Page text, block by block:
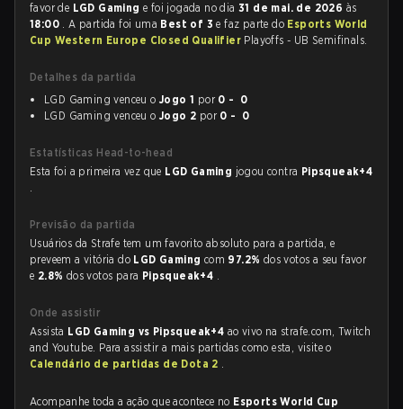
favor de LGD Gaminge foi jogada no dia31 de mai. de 2026 às
18:00 . A partida foi uma Best of 3e faz parte do Esports World
Cup Western Europe Closed Qualifier Playoffs - UB Semifinals.
Detalhes da partida
LGD Gaming venceu o Jogo 1 por 0 - 0
LGD Gaming venceu o Jogo 2 por 0 - 0
Estatísticas Head-to-head
Esta foi a primeira vez que LGD Gaming jogou contra Pipsqueak+4
.
Previsão da partida
Usuários da Strafe tem um favorito absoluto para a partida, e
preveem a vitória do LGD Gaming com 97.2% dos votos a seu favor
e 2.8% dos votos para Pipsqueak+4 .
Onde assistir
Assista LGD Gaming vs Pipsqueak+4 ao vivo na strafe.com, Twitch
and Youtube. Para assistir a mais partidas como esta, visite o
Calendário de partidas de Dota 2 .
Acompanhe toda a ação que acontece no Esports World Cup